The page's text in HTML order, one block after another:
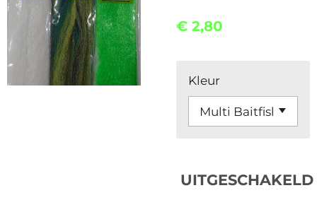
€ 2,80
Kleur
UITGESCHAKELD